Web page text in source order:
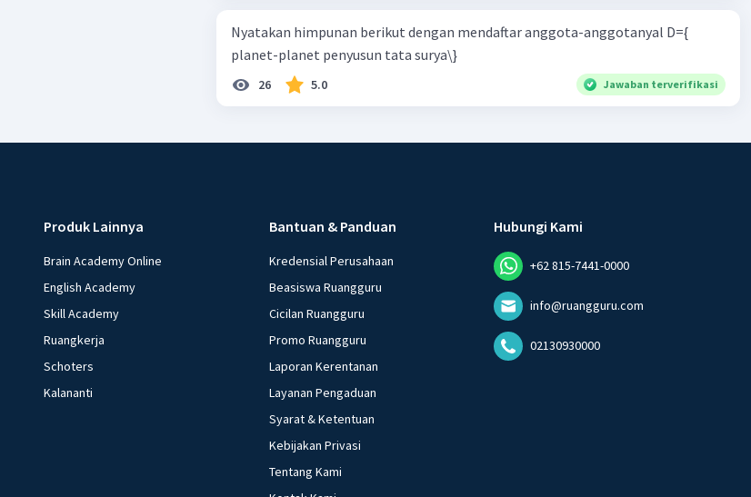
Nyatakan himpunan berikut dengan mendaftar anggota-anggotanyal D={
planet-planet penyusun tata surya\}
26 5.0 Jawaban terverifikasi
Produk Lainnya
Brain Academy Online
English Academy
Skill Academy
Ruangkerja
Schoters
Kalananti
Bantuan & Panduan
Kredensial Perusahaan
Beasiswa Ruangguru
Cicilan Ruangguru
Promo Ruangguru
Laporan Kerentanan
Layanan Pengaduan
Syarat & Ketentuan
Kebijakan Privasi
Tentang Kami
Hubungi Kami
+62 815-7441-0000
info@ruangguru.com
02130930000